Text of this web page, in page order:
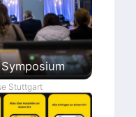
Stuttgart